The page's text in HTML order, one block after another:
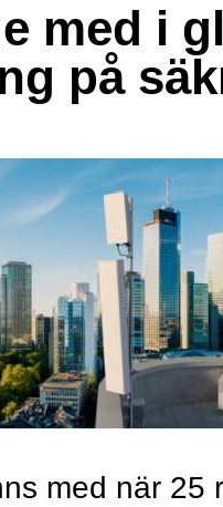
med i
på
med när 25